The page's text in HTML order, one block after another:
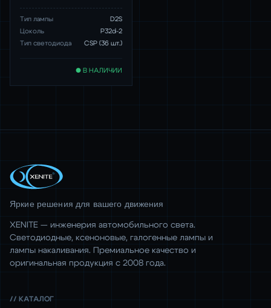
Тип лампы
D2S
Цоколь
P32d-2
Тип светодиода
CSP (36 шт.)
● В НАЛИЧИИ
Яркие решения для вашего движения
XENITE — инженерия автомобильного света.
Светодиодные, ксеноновые, галогенные лампы и
лампы накаливания. Премиальное качество и
оригинальная продукция с 2008 года.
// КАТАЛОГ